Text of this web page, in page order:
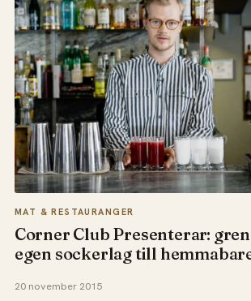
MAT & RESTAURANGER
Corner Club Presenterar:
egen sockerlag till
20 november 2015